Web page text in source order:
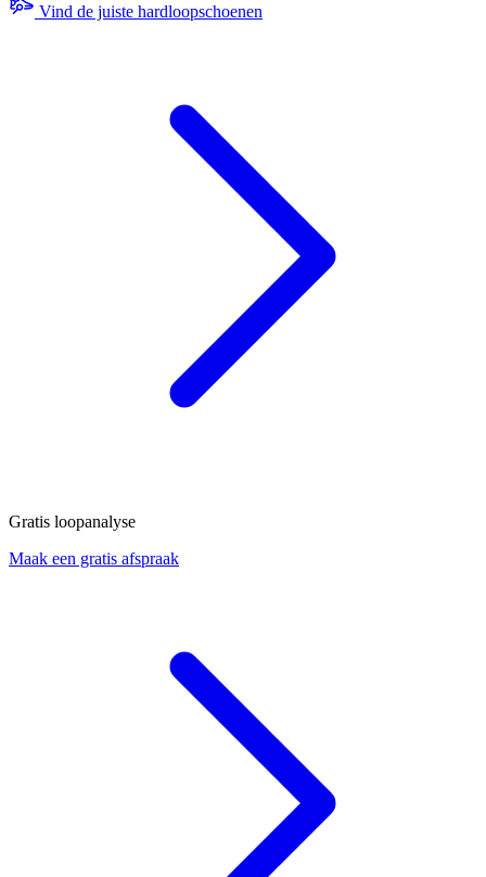
Vind de juiste hardloopschoenen
Gratis loopanalyse
Maak een gratis afspraak